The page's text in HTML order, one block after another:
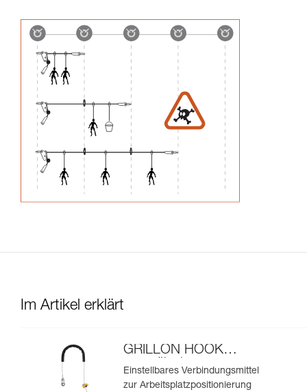
Im Artikel erklärt
GRILLON HOOK
europäische
Ausführung
Einstellbares Verbindungsmittel
zur Arbeitsplatzpositionierung